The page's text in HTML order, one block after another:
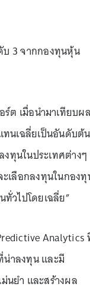
บ 3 จากกองทุนหุ้น
ต เมื่อนำมาเทียบผ
นเฉลี่ยเป็นอันดับต้
ทุนในประเทศต่างๆ
เลือกลงทุนในกอง
วไปโดยเฉลี่ย”
Analytics
น่าลงทุน และมี
นยำ และสร้างผล